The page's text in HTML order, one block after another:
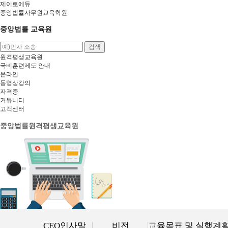
제이로에듀
중앙법률사무원교육학원
중앙법률 교육원
검색
원격평생교육원
국비훈련제도 안내
온라인
동영상강의
자격증
커뮤니티
고객센터
중앙법률원격평생교육원
CEO인사말 비전 교육목표 및 실행계